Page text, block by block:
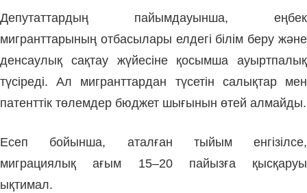
Депутаттардың пайымдауынша, еңбек
мигранттарының отбасылары елдегі білім беру және
денсаулық сақтау жүйесіне қосымша ауыртпалық
түсіреді. Ал мигранттардан түсетін салықтар мен
патенттік төлемдер бюджет шығынын өтей алмайды.
Есеп бойынша, аталған тыйым енгізілсе,
миграциялық ағым 15–20 пайызға қысқаруы
ықтимал.